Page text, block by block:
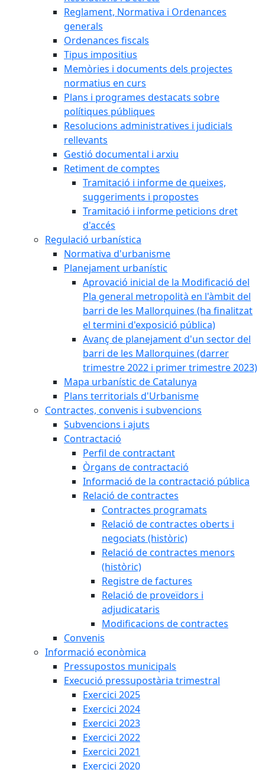
Reglament, Normativa i Ordenances
generals
Ordenances fiscals
Tipus impositius
Memòries i documents dels projectes
normatius en curs
Plans i programes destacats sobre
polítiques públiques
Resolucions administratives i judicials
rellevants
Gestió documental i arxiu
Retiment de comptes
Tramitació i informe de queixes,
suggeriments i propostes
Tramitació i informe peticions dret
d'accés
Regulació urbanística
Normativa d'urbanisme
Planejament urbanístic
Aprovació inicial de la Modificació del
Pla general metropolità en l'àmbit del
barri de les Mallorquines (ha finalitzat
el termini d'exposició pública)
Avanç de planejament d'un sector del
barri de les Mallorquines (darrer
trimestre 2022 i primer trimestre 2023)
Mapa urbanístic de Catalunya
Plans territorials d'Urbanisme
Contractes, convenis i subvencions
Subvencions i ajuts
Contractació
Perfil de contractant
Òrgans de contractació
Informació de la contractació pública
Relació de contractes
Contractes programats
Relació de contractes oberts i
negociats (històric)
Relació de contractes menors
(històric)
Registre de factures
Relació de proveïdors i
adjudicataris
Modificacions de contractes
Convenis
Informació econòmica
Pressupostos municipals
Execució pressupostària trimestral
Exercici 2025
Exercici 2024
Exercici 2023
Exercici 2022
Exercici 2021
Exercici 2020